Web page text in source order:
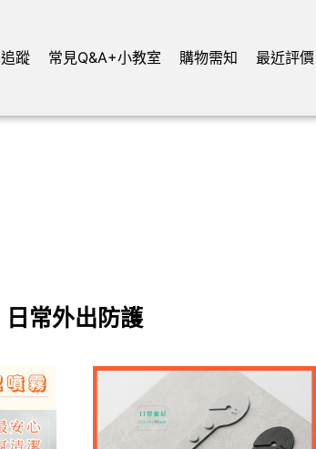
蹤 常見Q&A+小教室 購物需知 最近評價
日常外出防護